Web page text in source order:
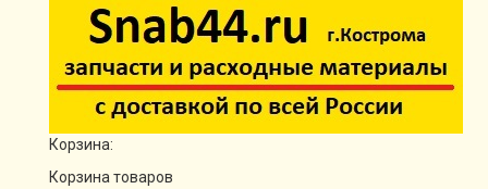
Корзина:
Корзина товаров